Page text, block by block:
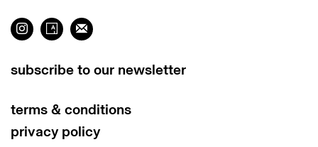
subscribe to our newsletter
terms & conditions
privacy policy